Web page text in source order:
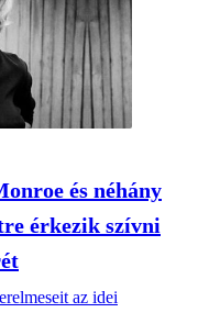
és néhány
érkezik szívni
az idei